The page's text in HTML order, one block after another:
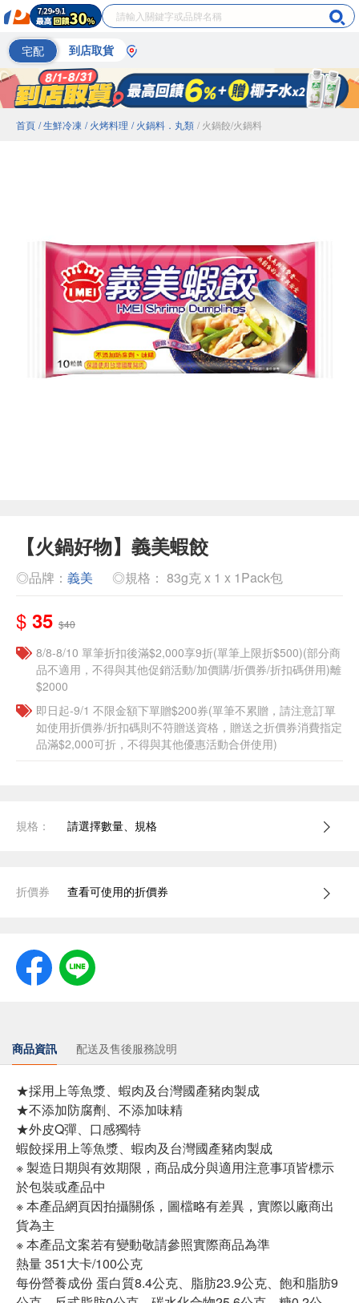
宅配 到店取貨
首頁 / 生鮮冷凍 / 火烤料理 / 火鍋料．丸類 / 火鍋餃/火鍋料
【火鍋好物】義美蝦餃
◎品牌： 義美 ◎規格： 83g克 x 1 x 1Pack包
$ 35 $40
8/8-8/10 單筆折扣後滿$2,000享9折(單筆上限折$500)(部分商
品不適用，不得與其他促銷活動/加價購/折價券/折扣碼併用)離
$2000
即日起-9/1 不限金額下單贈$200券(單筆不累贈，請注意訂單
如使用折價券/折扣碼則不符贈送資格，贈送之折價券消費指定
品滿$2,000可折，不得與其他優惠活動合併使用)
規格： 請選擇數量、規格
折價券 查看可使用的折價券
商品資訊 配送及售後服務說明
★採用上等魚漿、蝦肉及台灣國產豬肉製成
★不添加防腐劑、不添加味精
★外皮Q彈、口感獨特
蝦餃採用上等魚漿、蝦肉及台灣國產豬肉製成
※ 製造日期與有效期限，商品成分與適用注意事項皆標示
於包裝或產品中
※ 本產品網頁因拍攝關係，圖檔略有差異，實際以廠商出
貨為主
※ 本產品文案若有變動敬請參照實際商品為準
熱量 351大卡/100公克
每份營養成份 蛋白質8.4公克、脂肪23.9公克、飽和脂肪9